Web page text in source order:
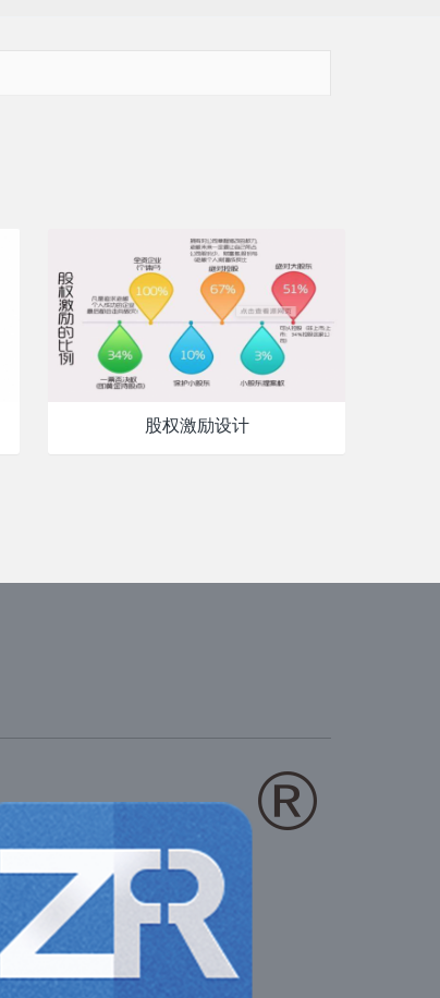
股权激励设计